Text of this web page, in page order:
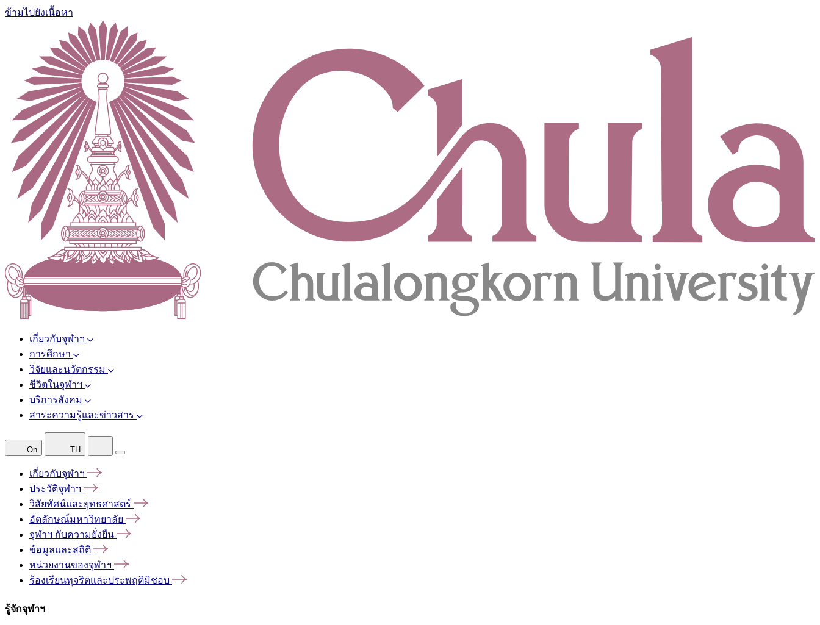
ข้ามไปยังเนื้อหา
เกี่ยวกับจุฬาฯ
การศึกษา
วิจัยและนวัตกรรม
ชีวิตในจุฬาฯ
บริการสังคม
สาระความรู้และข่าวสาร
On TH
เกี่ยวกับจุฬาฯ
ประวัติจุฬาฯ
วิสัยทัศน์และยุทธศาสตร์
อัตลักษณ์มหาวิทยาลัย
จุฬาฯ กับความยั่งยืน
ข้อมูลและสถิติ
หน่วยงานของจุฬาฯ
ร้องเรียนทุจริตและประพฤติมิชอบ
รู้จักจุฬาฯ